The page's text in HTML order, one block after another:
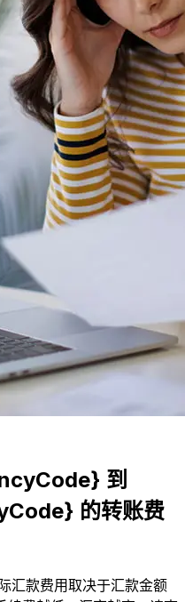
到
的转账费
汇款费用取决于汇款金额